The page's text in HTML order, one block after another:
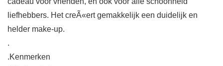
liefhebbers. Het creÃ«ert gemakkelijk een duidelijk en
helder make-up.
.
.Kenmerken